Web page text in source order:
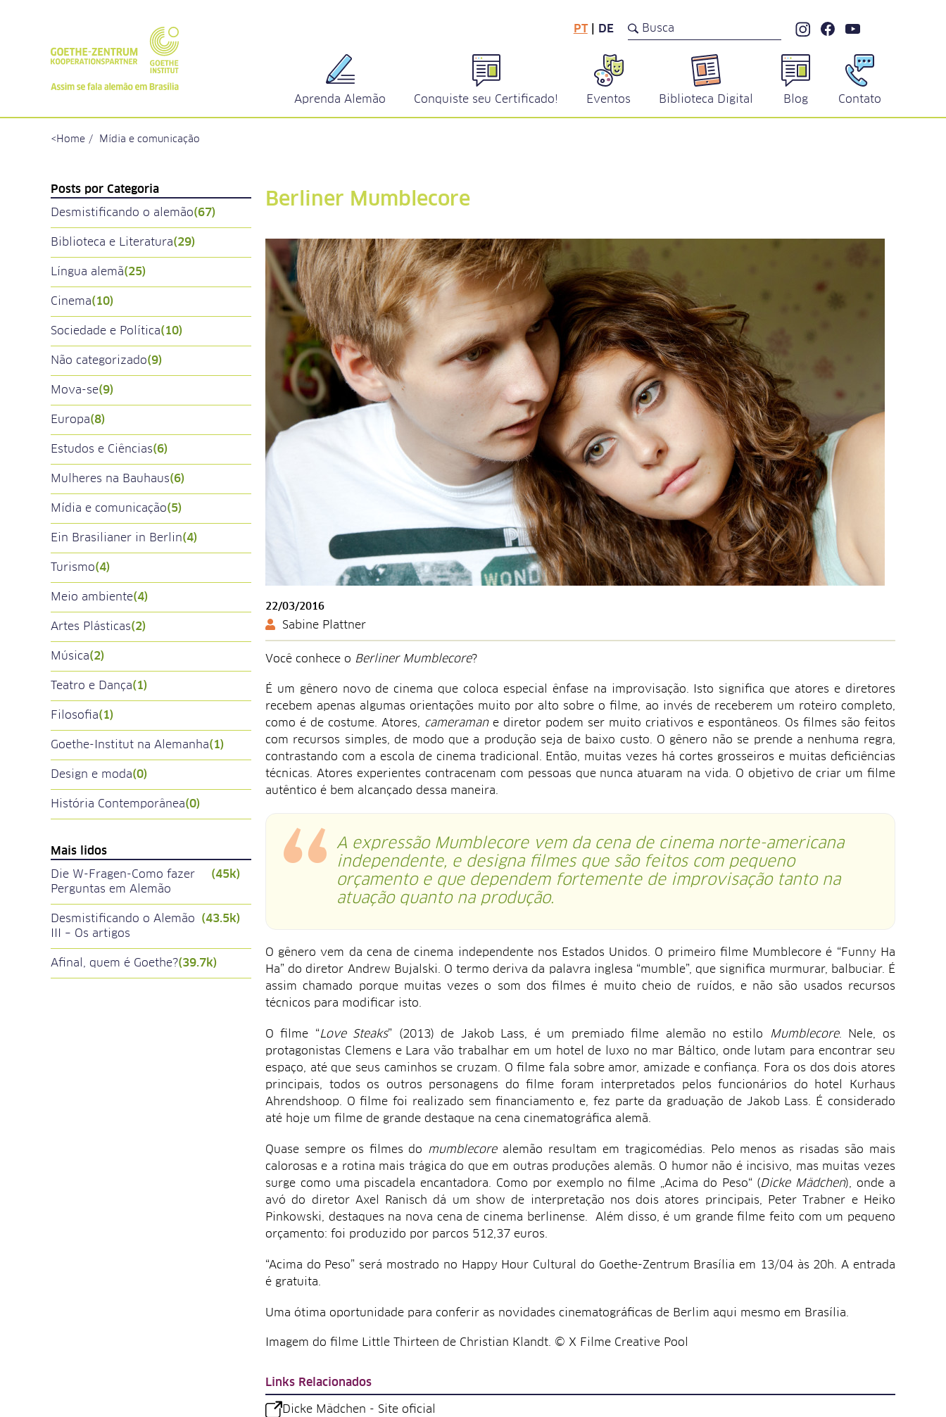
PT| DE
Aprenda Alemão Conquiste seu Certificado! Eventos Biblioteca Digital Blog Contato
Home Mídia e comunicação
Berliner Mumblecore
22/03/2016
Sabine Plattner
Você conhece o Berliner Mumblecore?
É um gênero novo de cinema que coloca especial ênfase na improvisação. Isto significa que atores e diretores
recebem apenas algumas orientações muito por alto sobre o filme, ao invés de receberem um roteiro completo,
como é de costume. Atores, cameramane diretor podem ser muito criativos e espontâneos. Os filmes são feitos
com recursos simples, de modo que a produção seja de baixo custo. O gênero não se prende a nenhuma regra,
contrastando com a escola de cinema tradicional. Então, muitas vezes há cortes grosseiros e muitas deficiências
técnicas. Atores experientes contracenam com pessoas que nunca atuaram na vida. O objetivo de criar um filme
autêntico é bem alcançado dessa maneira.
A expressão Mumblecorevem da cena de cinema norte-americana
independente, e designa filmes que são feitos com pequeno
orçamento e que dependem fortemente de improvisação tanto na
atuação quanto na produção.
O gênero vem da cena de cinema independente nos Estados Unidos. O primeiro filme Mumblecore é “Funny Ha
Ha” do diretor Andrew Bujalski. O termo deriva da palavra inglesa “mumble”, que significa murmurar, balbuciar. É
assim chamado porque muitas vezes o som dos filmes é muito cheio de ruídos, e não são usados recursos
técnicos para modificar isto.
O filme “Love Steaks” (2013) de Jakob Lass, é um premiado filme alemão no estilo Mumblecore. Nele, os
protagonistas Clemens e Lara vão trabalhar em um hotel de luxo no mar Báltico, onde lutam para encontrar seu
espaço, até que seus caminhos se cruzam. O filme fala sobre amor, amizade e confiança. Fora os dos dois atores
principais, todos os outros personagens do filme foram interpretados pelos funcionários do hotel Kurhaus
Ahrendshoop. O filme foi realizado sem financiamento e, fez parte da graduação de Jakob Lass. É considerado
até hoje um filme de grande destaque na cena cinematográfica alemã.
Quase sempre os filmes do mumblecorealemão resultam em tragicomédias. Pelo menos as risadas são mais
calorosas e a rotina mais trágica do que em outras produções alemãs. O humor não é incisivo, mas muitas vezes
surge como uma piscadela encantadora. Como por exemplo no filme „Acima do Peso“ (Dicke Mädchen), onde a
avó do diretor Axel Ranisch dá um show de interpretação nos dois atores principais, Peter Trabner e Heiko
Pinkowski, destaques na nova cena de cinema berlinense. Além disso, é um grande filme feito com um pequeno
orçamento: foi produzido por parcos 512,37 euros.
“Acima do Peso” será mostrado no Happy Hour Cultural do Goethe-Zentrum Brasília em 13/04 às 20h. A entrada
é gratuita.
Uma ótima oportunidade para conferir as novidades cinematográficas de Berlim aqui mesmo em Brasília.
Imagem do filme Little Thirteen de Christian Klandt. © X Filme Creative Pool
Links Relacionados
Dicke Mädchen - Site oficial
Posts por Categoria
Desmistificando o alemão(67)
Biblioteca e Literatura(29)
Língua alemã(25)
Cinema(10)
Sociedade e Política(10)
Não categorizado(9)
Mova-se(9)
Europa(8)
Estudos e Ciências(6)
Mulheres na Bauhaus(6)
Mídia e comunicação(5)
Ein Brasilianer in Berlin(4)
Turismo(4)
Meio ambiente(4)
Artes Plásticas(2)
Música(2)
Teatro e Dança(1)
Filosofia(1)
Goethe-Institut na Alemanha(1)
Design e moda(0)
História Contemporânea(0)
Mais lidos
Die W-Fragen-Como fazer
Perguntas em Alemão
(45k)
Desmistificando o Alemão
III – Os artigos
(43.5k)
Afinal, quem é Goethe?(39.7k)